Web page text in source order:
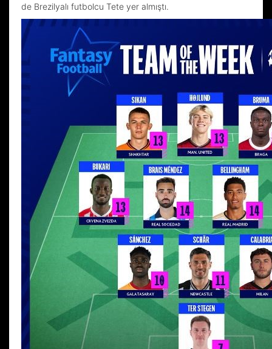
de Brezilyalı futbolcu Tete yer almıştı.